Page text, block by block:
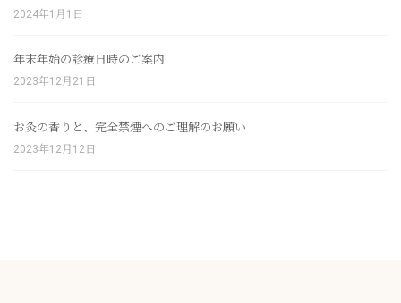
2024年1月1日
年末年始の診療日時のご案内
2023年12月21日
お灸の香りと、完全禁煙へのご理解のお願い
2023年12月12日